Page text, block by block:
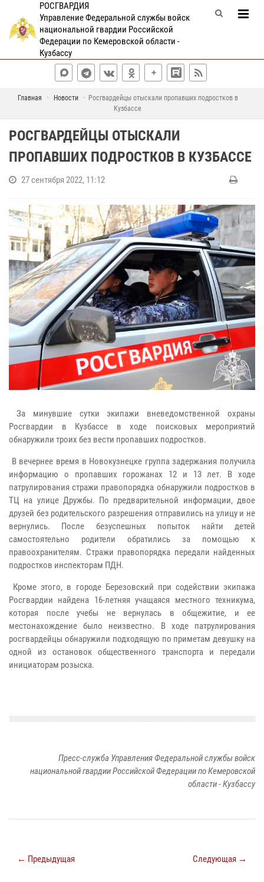
РОСГВАРДИЯ
Управление Федеральной службы войск
национальной гвардии Российской
Федерации по Кемеровской области -
Кузбассу
Главная Новости
Росгвардейцы отыскали пропавших подростков в
Кузбассе
РОСГВАРДЕЙЦЫ ОТЫСКАЛИ
ПРОПАВШИХ ПОДРОСТКОВ В КУЗБАССЕ
27 сентября 2022, 11:12
За минувшие сутки экипажи вневедомственной охраны
Росгвардии в Кузбассе в ходе поисковых мероприятий
обнаружили троих без вести пропавших подростков.
В вечернее время в Новокузнецке группа задержания получила
информацию о пропавших горожанах 12 и 13 лет. В ходе
патрулирования стражи правопорядка обнаружили подростков в
ТЦ на улице Дружбы. По предварительной информации, двое
друзей без родительского разрешения отправились на улицу и не
вернулись. После безуспешных попыток найти детей
самостоятельно родители обратились за помощью к
правоохранителям. Стражи правопорядка передали найденных
подростков инспекторам ПДН.
Кроме этого, в городе Березовский при содействии экипажа
Росгвардии найдена 16-летняя учащаяся местного техникума,
которая после учебы не вернулась в общежитие, и ее
местонахождение было неизвестно. В ходе патрулирования
росгвардейцы обнаружили подходящую по приметам девушку на
одной из остановок общественного транспорта и передали
инициаторам розыска.
Пресс-служба Управления Федеральной службы войск
национальной гвардии Российской Федерации по Кемеровской
области - Кузбассу
← Предыдущая Следующая →